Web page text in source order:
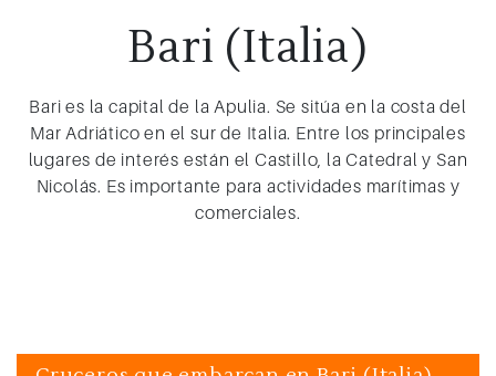
Bari (Italia)
Bari es la capital de la Apulia. Se sitúa en la costa del
Mar Adriático en el sur de Italia. Entre los principales
lugares de interés están el Castillo, la Catedral y San
Nicolás. Es importante para actividades marítimas y
comerciales.